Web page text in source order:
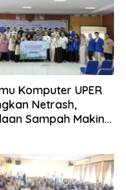
Komputer UPER
Netrash,
Sampah Makin